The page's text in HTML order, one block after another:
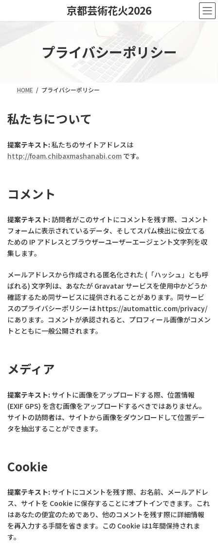
テ
ゲ
京都芸術花火2026
プライバシーポリシー
HOME プライバシーポリシー
私たちについて
提案テキスト: 私たちのサイトアドレスは
http://foam.chibaxmashanabi.com です。
コメント
提案テキスト: 訪問者がこのサイトにコメントを残す際、コメント
フォームに表示されているデータ、そしてスパム検出に役立てる
ための IP アドレスとブラウザーユーザーエージェント文字列を収
集します。
メールアドレスから作成される匿名化された (「ハッシュ」とも呼
ばれる) 文字列は、あなたが Gravatar サービスを使用中かどうか
確認するため同サービスに提供されることがあります。同サービ
スのプライバシーポリシーは https://automattic.com/privacy/
にあります。コメントが承認されると、プロフィール画像がコメン
トとともに一般公開されます。
メディア
提案テキスト: サイトに画像をアップロードする際、位置情報
(EXIF GPS) を含む画像をアップロードするべきではありません。
サイトの訪問者は、サイトから画像をダウンロードして位置デー
タを抽出することができます。
Cookie
提案テキスト: サイトにコメントを残す際、お名前、メールアドレ
ス、サイトを Cookie に保存することにオプトインできます。これ
はあなたの便宜のためであり、他のコメントを残す際に詳細情報
を再入力する手間を省きます。この Cookie は1年間保持されま
す。